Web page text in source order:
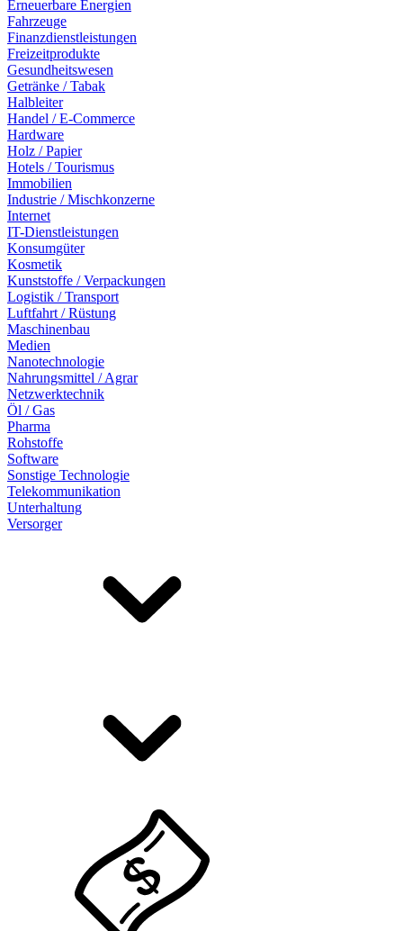
Erneuerbare Energien
Fahrzeuge
Finanzdienstleistungen
Freizeitprodukte
Gesundheitswesen
Getränke / Tabak
Halbleiter
Handel / E-Commerce
Hardware
Holz / Papier
Hotels / Tourismus
Immobilien
Industrie / Mischkonzerne
Internet
IT-Dienstleistungen
Konsumgüter
Kosmetik
Kunststoffe / Verpackungen
Logistik / Transport
Luftfahrt / Rüstung
Maschinenbau
Medien
Nanotechnologie
Nahrungsmittel / Agrar
Netzwerktechnik
Öl / Gas
Pharma
Rohstoffe
Software
Sonstige Technologie
Telekommunikation
Unterhaltung
Versorger